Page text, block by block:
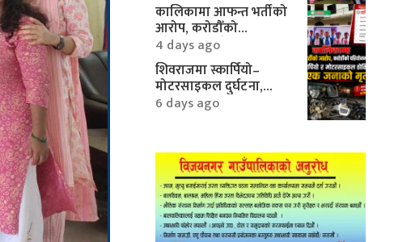
कालिकामा आफन्त भर्तीको
आरोप, करोडौँको
परियोजनामाथि गम्भीर प्रश्न
4 days ago
शिवराजमा स्कार्पियो–
मोटरसाइकल दुर्घटना,
एकको मृत्यु
6 days ago